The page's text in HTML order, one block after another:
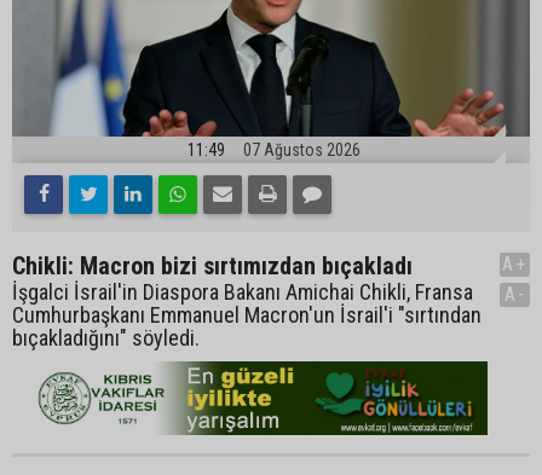
11:49 07 Ağustos 2026
Chikli: Macron bizi sırtımızdan bıçakladı
İşgalci İsrail'in Diaspora Bakanı Amichai Chikli, Fransa
Cumhurbaşkanı Emmanuel Macron'un İsrail'i "sırtından
bıçakladığını" söyledi.
A+
A-